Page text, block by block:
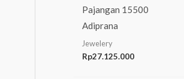
Pajangan 15500
Adiprana
Jewelery
Rp27.125.000